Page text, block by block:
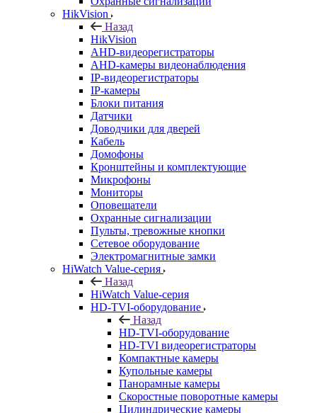
HikVision
Назад
HikVision
AHD-видеорегистраторы
AHD-камеры видеонаблюдения
IP-видеорегистраторы
IP-камеры
Блоки питания
Датчики
Доводчики для дверей
Кабель
Домофоны
Кронштейны и комплектующие
Микрофоны
Мониторы
Оповещатели
Охранные сигнализации
Пульты, тревожные кнопки
Сетевое оборудование
Электромагнитные замки
HiWatch Value-серия
Назад
HiWatch Value-серия
HD-TVI-оборудование
Назад
HD-TVI-оборудование
HD-TVI видеорегистраторы
Компактные камеры
Купольные камеры
Панорамные камеры
Скоростные поворотные камеры
Цилиндрические камеры